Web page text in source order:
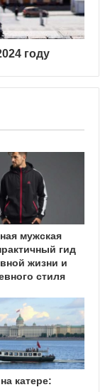
году
мужская
гид
жизни и
стиля
катере: